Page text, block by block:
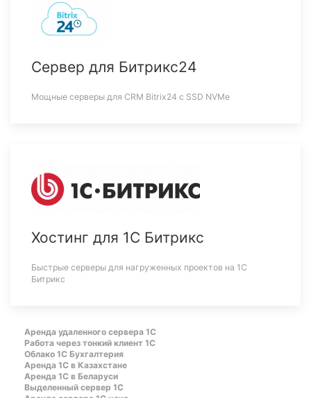
Сервер для Битрикс24
Мощные серверы для CRM Bitrix24 c SSD NVMe
Хостинг для 1С Битрикс
Быстрые серверы для нагруженных проектов на 1С
Битрикс
Аренда удаленного сервера 1С
Работа через тонкий клиент 1С
Облако 1С Бухгалтерия
Аренда 1С в Казахстане
Аренда 1С в Беларуси
Выделенный сервер 1С